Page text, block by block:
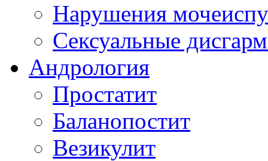
Нарушения
Сексуальные
Андрология
Простатит
Баланопостит
Везикулит